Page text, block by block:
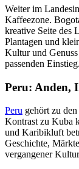
Weiter im
Kaffeezone.
kreative Seite des
Plantagen und
Kultur und
passenden Einstieg.
Peru: Anden,
Peru gehört zu
Kontrast zu Kuba
und Karibikluft
Geschichte,
vergangener